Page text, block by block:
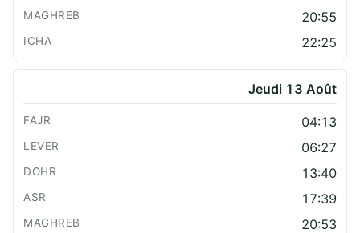
20:55
22:25
Jeudi 13 Août
04:13
06:27
13:40
17:39
20:53